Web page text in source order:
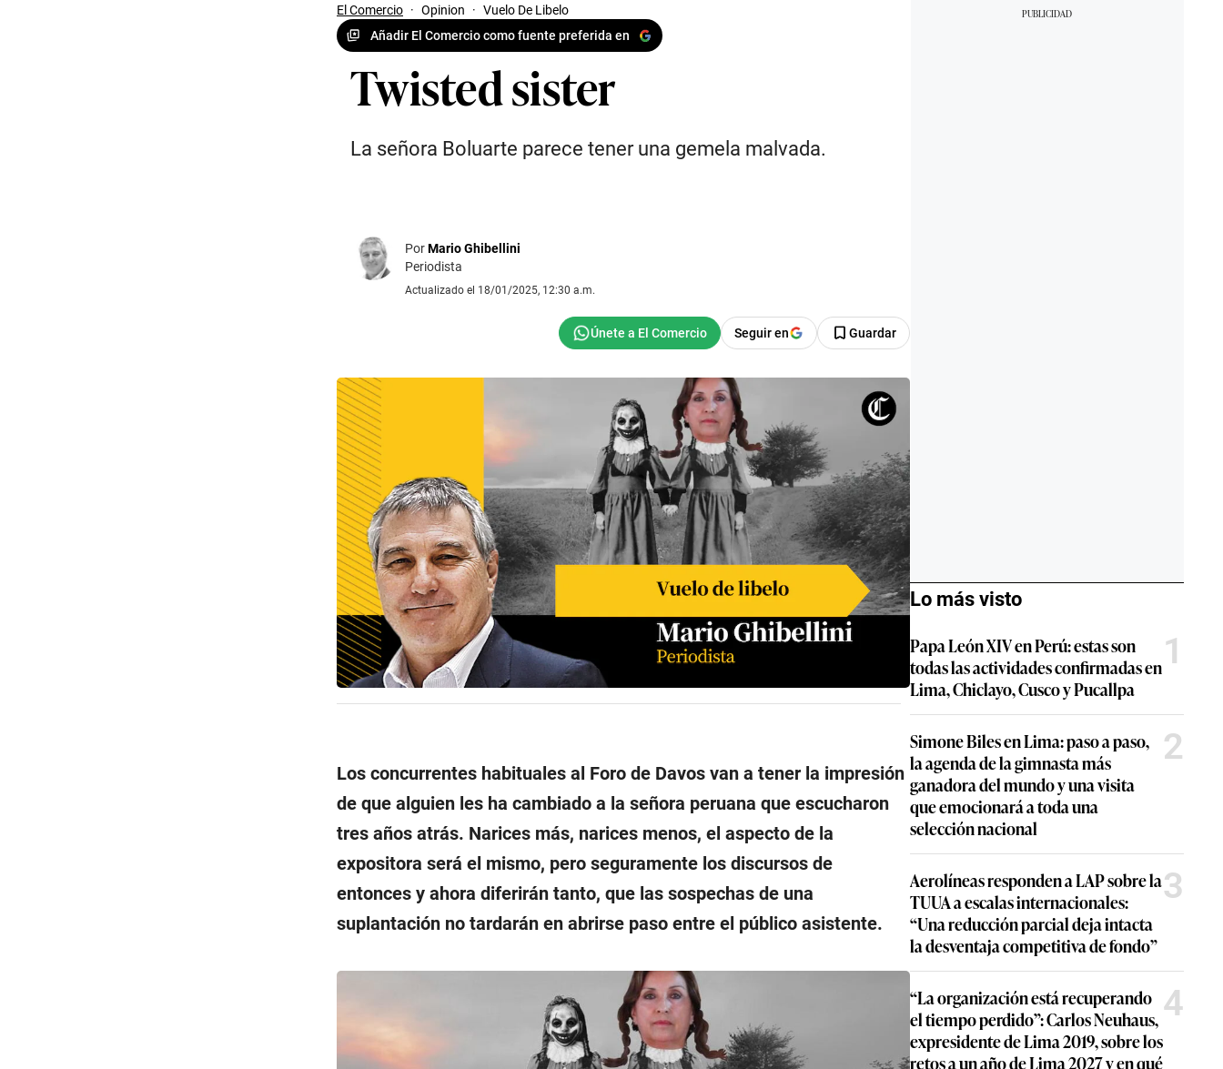
El Comercio · Opinion · Vuelo De Libelo
Añadir El Comercio como fuente preferida en
Twisted sister
La señora Boluarte parece tener una gemela malvada.
PorMario Ghibellini
Periodista
Actualizado el 18/01/2025, 12:30 a.m.
Seguir en Guardar
Los concurrentes habituales al Foro de Davos van a tener la impresión
de que alguien les ha cambiado a la señora peruana que escucharon
tres años atrás. Narices más, narices menos, el aspecto de la
expositora será el mismo, pero seguramente los discursos de
entonces y ahora diferirán tanto, que las sospechas de una
suplantación no tardarán en abrirse paso entre el público asistente.
Lo más visto
Papa León XIV en Perú: estas son
todas las actividades confirmadas en
Lima, Chiclayo, Cusco y Pucallpa
1
Simone Biles en Lima: paso a paso,
la agenda de la gimnasta más
ganadora del mundo y una visita
que emocionará a toda una
selección nacional
2
Aerolíneas responden a LAP sobre la
TUUA a escalas internacionales:
“Una reducción parcial deja intacta
la desventaja competitiva de fondo”
3
“La organización está recuperando
el tiempo perdido”: Carlos Neuhaus,
expresidente de Lima 2019, sobre los
retos a un año de Lima 2027 y en qué
4